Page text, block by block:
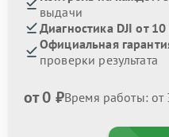
выдачи
Диагностика DJI от
Официальная
проверки результата
от 0 ₽Время работы: от